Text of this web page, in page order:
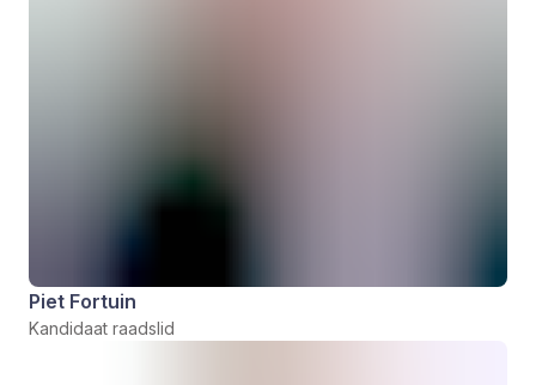
Piet Fortuin
Kandidaat raadslid